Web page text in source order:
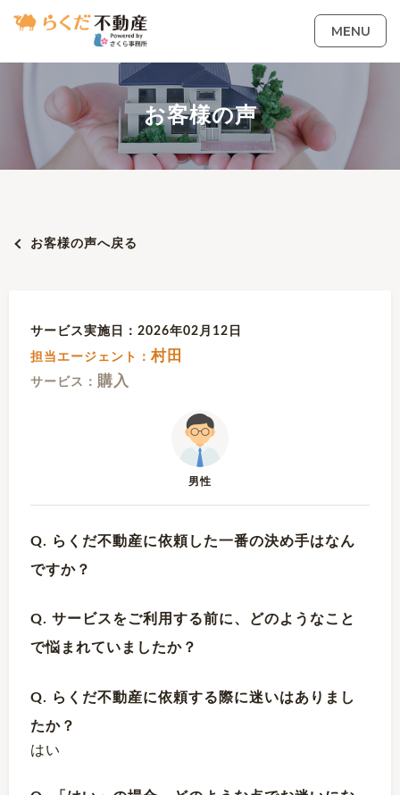
MENU
お客様の声
お客様の声へ戻る
サービス実施日：2026年02月12日
担当エージェント：村田
サービス： 購入
男性
Q. らくだ不動産に依頼した一番の決め手はなん
ですか？
Q. サービスをご利用する前に、どのようなこと
で悩まれていましたか？
Q. らくだ不動産に依頼する際に迷いはありまし
たか？
はい